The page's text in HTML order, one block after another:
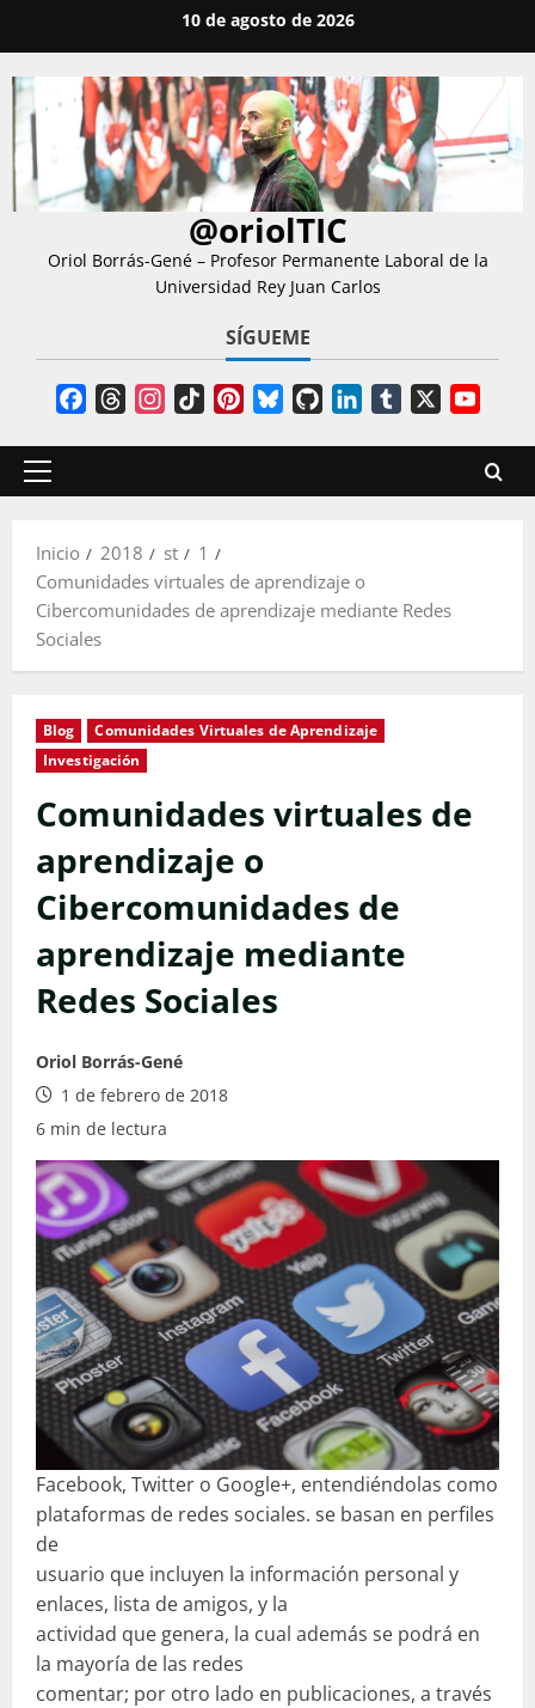
contenido
10 de agosto de 2026
@oriolTIC
Oriol Borrás-Gené – Profesor Permanente Laboral de la
Universidad Rey Juan Carlos
SÍGUEME
FacebookThreadsInstagram
TikTokPinterestBlueskyGitHubLinkedInTumblr
Menú
Inicio
2018 st
1
Comunidades virtuales de aprendizaje o
Cibercomunidades de aprendizaje mediante Redes
Sociales
Blog
Comunidades Virtuales de Aprendizaje
Investigación
Comunidades virtuales de
aprendizaje o
Cibercomunidades de
aprendizaje mediante
Redes Sociales
Oriol Borrás-Gené
1 de febrero de 2018
6 min de lectura
Facebook, Twitter o Google+, entendiéndolas como
plataformas de redes sociales. se basan en perfiles
de
usuario que incluyen la información personal y
enlaces, lista de amigos, y la
actividad que genera, la cual además se podrá en
la mayoría de las redes
comentar; por otro lado en publicaciones, a través